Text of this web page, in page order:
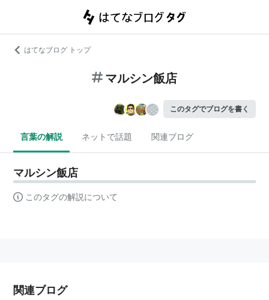
はてなブログ トップ
マルシン飯店
このタグでブログを書く
言葉の解説 ネットで話題 関連ブログ
マルシン飯店
このタグの解説について
関連ブログ